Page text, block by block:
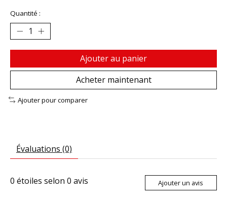
Quantité :
Ajouter au panier
Acheter maintenant
Ajouter pour comparer
Évaluations (0)
0 étoiles selon 0 avis Ajouter un avis